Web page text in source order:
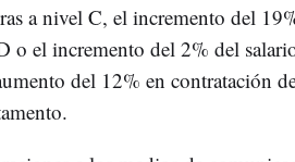
a nivel C, el incremento del
o el incremento del 2% del
del 12% en contratación